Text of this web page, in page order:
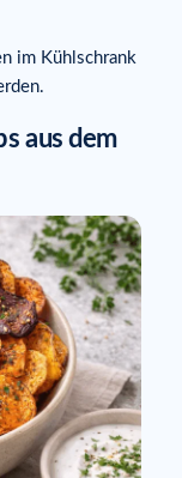
im Kühlschrank
aus dem